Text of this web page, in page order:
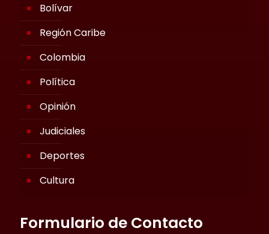
Bolívar
Región Caribe
Colombia
Política
Opinión
Judiciales
Deportes
Cultura
Formulario de Contacto